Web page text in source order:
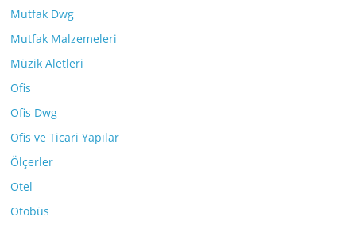
Mutfak Dwg
Mutfak Malzemeleri
Müzik Aletleri
Ofis
Ofis Dwg
Ofis ve Ticari Yapılar
Ölçerler
Otel
Otobüs